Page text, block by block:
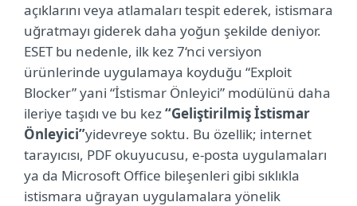
açıklarını veya atlamaları tespit ederek, istismara
uğratmayı giderek daha yoğun şekilde deniyor.
ESET bu nedenle, ilk kez 7‘nci versiyon
ürünlerinde uygulamaya koyduğu “Exploit
Blocker” yani “İstismar Önleyici” modülünü daha
ileriye taşıdı ve bu kez“Geliştirilmiş İstismar
Önleyici”yidevreye soktu. Bu özellik; internet
tarayıcısı, PDF okuyucusu, e-posta uygulamaları
ya da Microsoft Office bileşenleri gibi sıklıkla
istismara uğrayan uygulamalara yönelik